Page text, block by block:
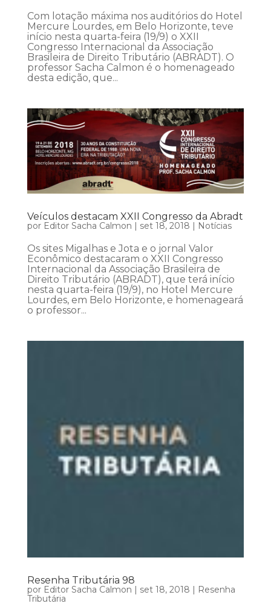
Com lotação máxima nos auditórios do Hotel
Mercure Lourdes, em Belo Horizonte, teve
início nesta quarta-feira (19/9) o XXII
Congresso Internacional da Associação
Brasileira de Direito Tributário (ABRADT). O
professor Sacha Calmon é o homenageado
desta edição, que...
Veículos destacam XXII Congresso da Abradt
por Editor Sacha Calmon | set 18, 2018 | Notícias
Os sites Migalhas e Jota e o jornal Valor
Econômico destacaram o XXII Congresso
Internacional da Associação Brasileira de
Direito Tributário (ABRADT), que terá início
nesta quarta-feira (19/9), no Hotel Mercure
Lourdes, em Belo Horizonte, e homenageará
o professor...
Resenha Tributária 98
por Editor Sacha Calmon set 18, 2018
Resenha
Tributária